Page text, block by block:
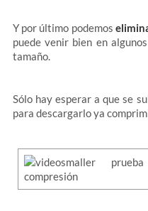
Y por último podemos
puede venir bien en
tamaño.
Sólo hay esperar a que se
para descargarlo ya